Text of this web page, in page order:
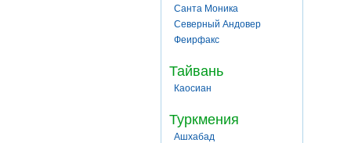
Санта Моника
Северный Андовер
Феирфакс
Тайвань
Каосиан
Туркмения
Ашхабад